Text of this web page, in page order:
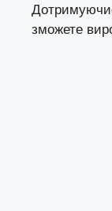
зможете